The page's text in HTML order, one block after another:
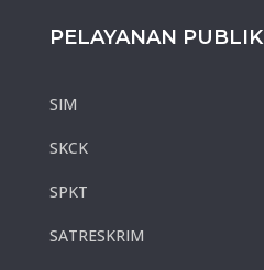
PELAYANAN PUBLIK
SIM
SKCK
SPKT
SATRESKRIM